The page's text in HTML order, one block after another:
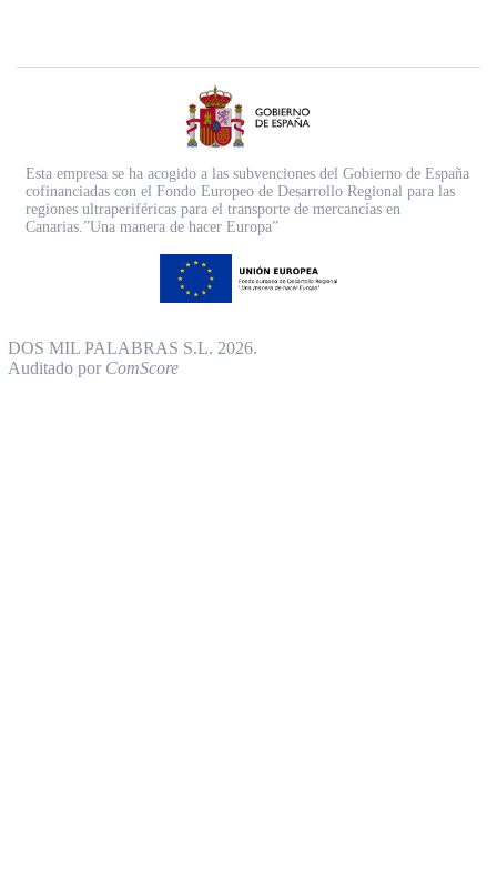
Esta empresa se ha acogido a las subvenciones del Gobierno de España
cofinanciadas con el Fondo Europeo de Desarrollo Regional para las
regiones ultraperiféricas para el transporte de mercancías en
Canarias.”Una manera de hacer Europa”
DOS MIL PALABRAS S.L. 2026.
Auditado por ComScore